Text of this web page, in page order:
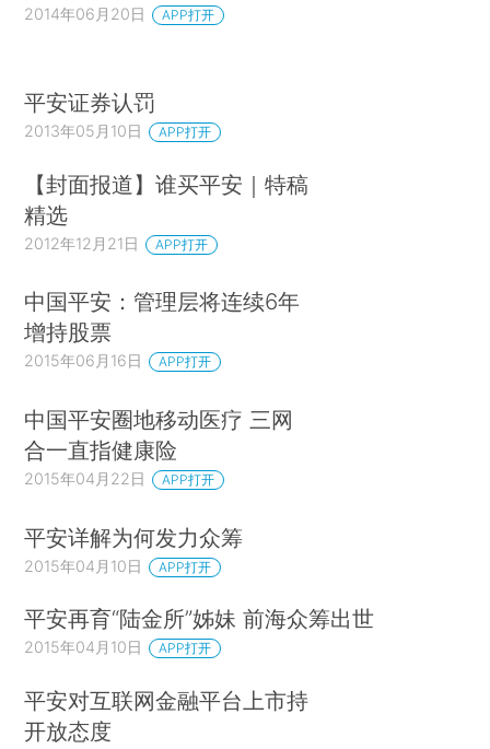
2014年06月20日 APP打开
平安证券认罚
2013年05月10日 APP打开
【封面报道】谁买平安｜特稿
精选
2012年12月21日 APP打开
中国平安：管理层将连续6年
增持股票
2015年06月16日 APP打开
中国平安圈地移动医疗 三网
合一直指健康险
2015年04月22日 APP打开
平安详解为何发力众筹
2015年04月10日 APP打开
平安再育“陆金所”姊妹 前海众筹出世
2015年04月10日 APP打开
平安对互联网金融平台上市持
开放态度